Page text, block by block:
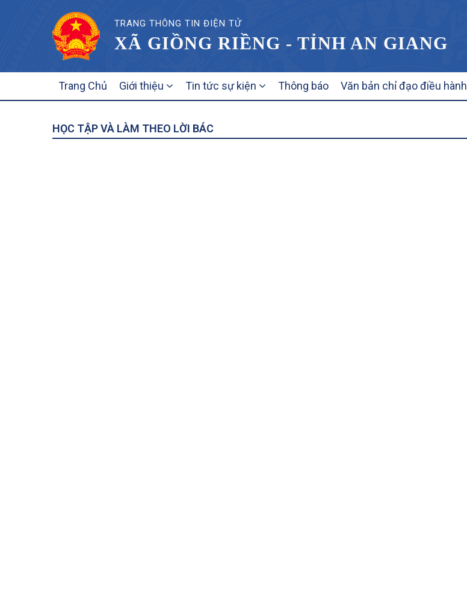
TRANG THÔNG TIN ĐIỆN TỬ
XÃ GIỒNG RIỀNG - TỈNH AN GIANG
NAVIGATION
Trang Chủ Giới thiệu Tin tức sự kiện Thông báo Văn bản chỉ đạo điều hành
HỌC TẬP VÀ LÀM THEO LỜI BÁC